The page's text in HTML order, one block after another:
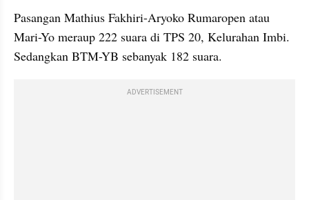
Pasangan Mathius Fakhiri-Aryoko Rumaropen atau
Mari-Yo meraup 222 suara di TPS 20, Kelurahan Imbi.
Sedangkan BTM-YB sebanyak 182 suara.
ADVERTISEMENT